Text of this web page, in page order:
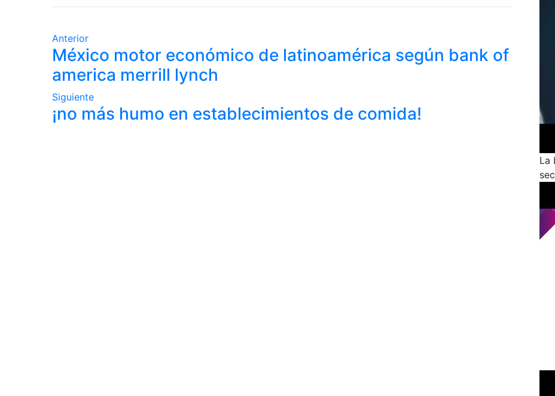
Anterior
México motor económico de latinoamérica según bank of
america merrill lynch
Siguiente
¡no más humo en establecimientos de comida!
La